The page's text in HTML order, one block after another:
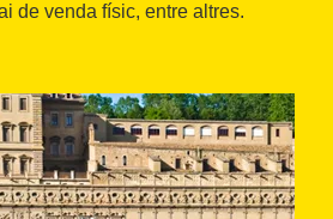
de venda físic, entre altres.